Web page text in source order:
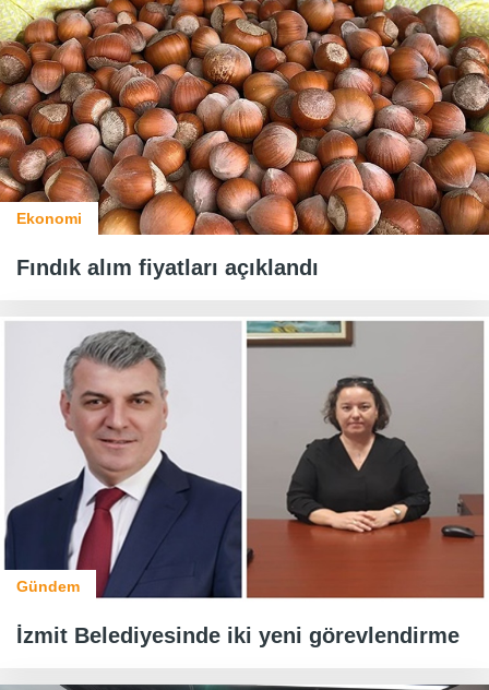
Ekonomi
Fındık alım fiyatları açıklandı
Gündem
İzmit Belediyesinde iki yeni görevlendirme